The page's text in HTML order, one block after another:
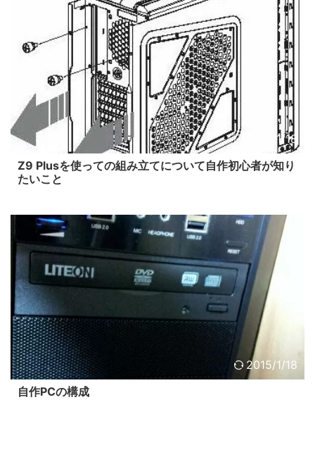
2015/1/18
Z9 Plusを使っての組み立てについて自作初心者が知り
たいこと
2015/1/18
自作PCの構成